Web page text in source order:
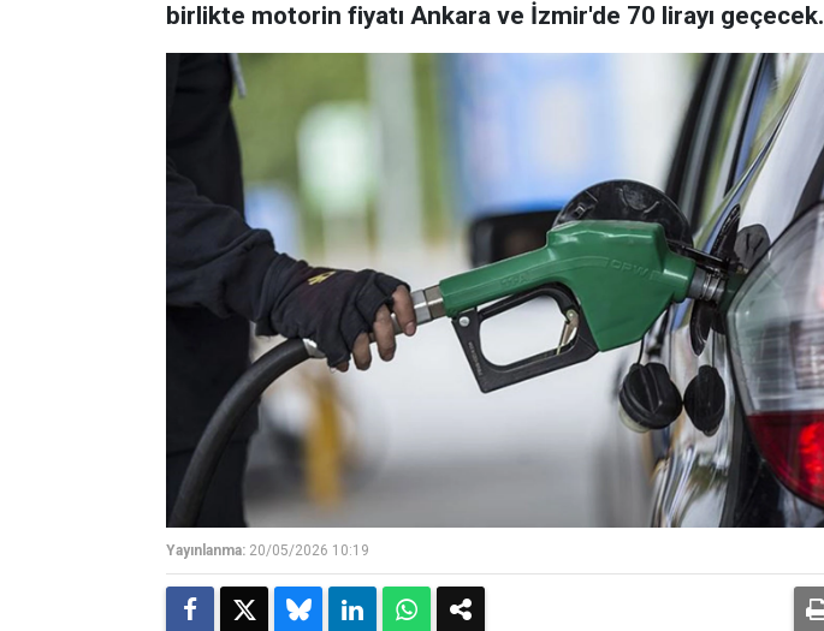
birlikte motorin fiyatı Ankara ve İzmir'de 70 lirayı geçecek.
Yayınlanma: 20/05/2026 10:19